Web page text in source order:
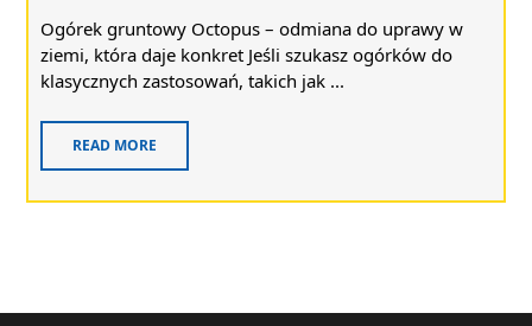
Ogórek gruntowy Octopus – odmiana do uprawy w
ziemi, która daje konkret Jeśli szukasz ogórków do
klasycznych zastosowań, takich jak ...
READ MORE